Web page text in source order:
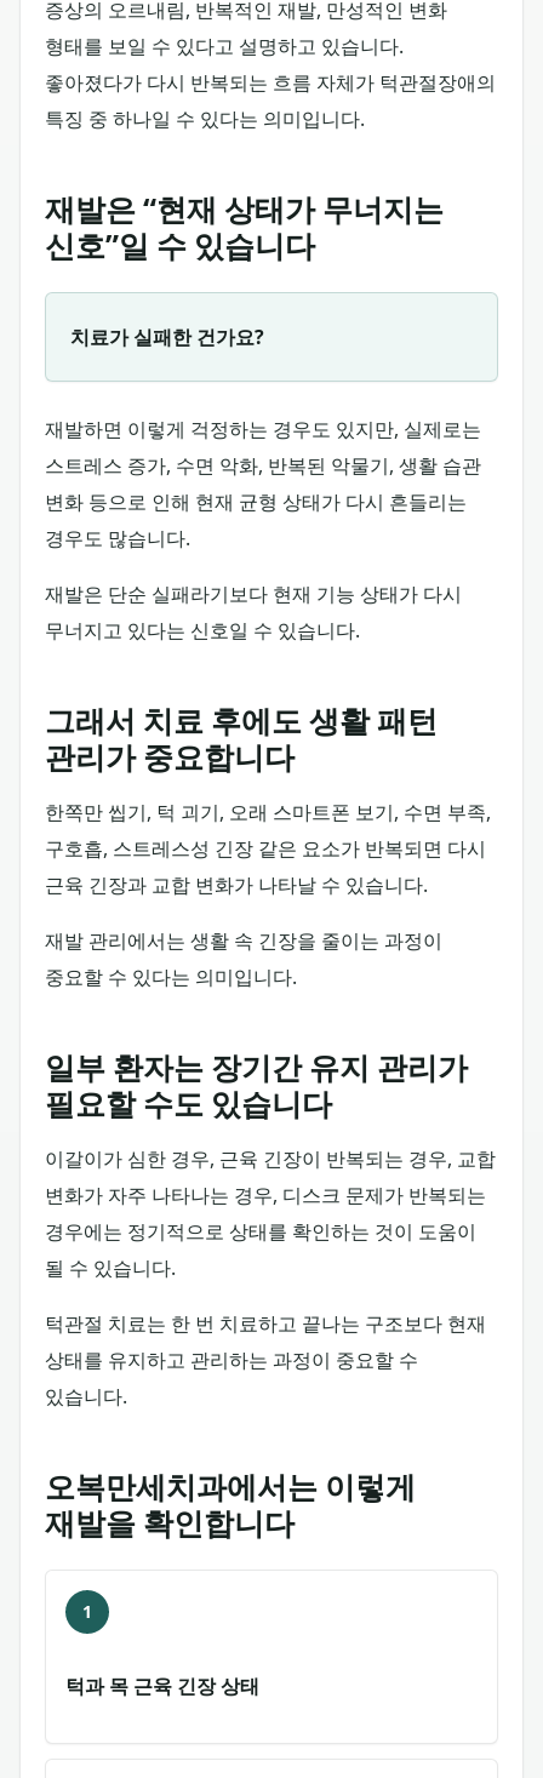
증상의 오르내림, 반복적인 재발, 만성적인 변화
형태를 보일 수 있다고 설명하고 있습니다.
좋아졌다가 다시 반복되는 흐름 자체가 턱관절장애의
특징 중 하나일 수 있다는 의미입니다.
재발은 “현재 상태가 무너지는
신호”일 수 있습니다
치료가 실패한 건가요?
재발하면 이렇게 걱정하는 경우도 있지만, 실제로는
스트레스 증가, 수면 악화, 반복된 악물기, 생활 습관
변화 등으로 인해 현재 균형 상태가 다시 흔들리는
경우도 많습니다.
재발은 단순 실패라기보다 현재 기능 상태가 다시
무너지고 있다는 신호일 수 있습니다.
그래서 치료 후에도 생활 패턴
관리가 중요합니다
한쪽만 씹기, 턱 괴기, 오래 스마트폰 보기, 수면 부족,
구호흡, 스트레스성 긴장 같은 요소가 반복되면 다시
근육 긴장과 교합 변화가 나타날 수 있습니다.
재발 관리에서는 생활 속 긴장을 줄이는 과정이
중요할 수 있다는 의미입니다.
일부 환자는 장기간 유지 관리가
필요할 수도 있습니다
이갈이가 심한 경우, 근육 긴장이 반복되는 경우, 교합
변화가 자주 나타나는 경우, 디스크 문제가 반복되는
경우에는 정기적으로 상태를 확인하는 것이 도움이
될 수 있습니다.
턱관절 치료는 한 번 치료하고 끝나는 구조보다 현재
상태를 유지하고 관리하는 과정이 중요할 수
있습니다.
오복만세치과에서는 이렇게
재발을 확인합니다
1
턱과 목 근육 긴장 상태